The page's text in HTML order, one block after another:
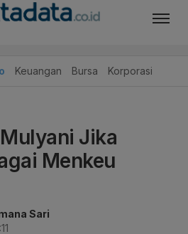
Keuangan Bursa Korporasi
Jika
Menkeu
Sari